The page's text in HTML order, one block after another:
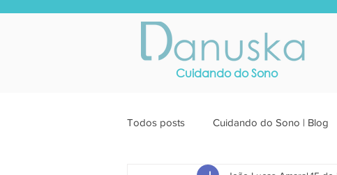
Cuidando do Sono
Todos posts Cuidando do Sono | Blog